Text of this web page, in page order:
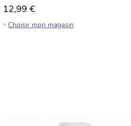
12,99 €
Choisir mon magasin